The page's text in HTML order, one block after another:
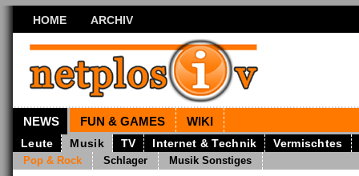
HOME ARCHIV
NEWS FUN & GAMES WIKI
Leute Musik TV Internet & Technik Vermischtes
Pop & Rock Schlager Musik Sonstiges